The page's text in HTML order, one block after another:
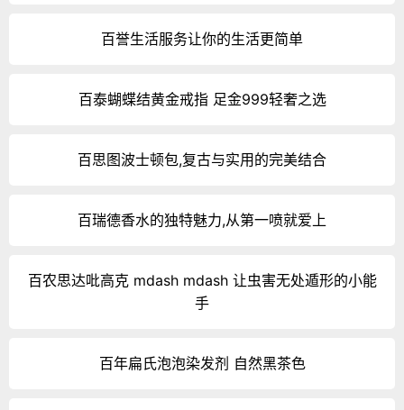
百誉生活服务让你的生活更简单
百泰蝴蝶结黄金戒指 足金999轻奢之选
百思图波士顿包,复古与实用的完美结合
百瑞德香水的独特魅力,从第一喷就爱上
百农思达吡高克 mdash mdash 让虫害无处遁形的小能
手
百年扁氏泡泡染发剂 自然黑茶色